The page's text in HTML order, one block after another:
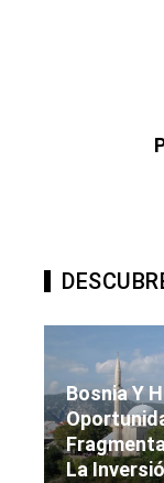
Bosnia Y
La